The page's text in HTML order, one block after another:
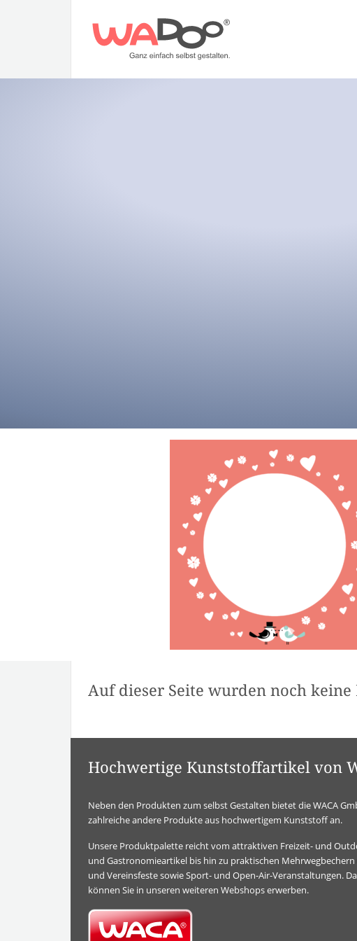
Auf dieser Seite wurden noch keine
Hochwertige Kunststoffartikel von
Neben den Produkten zum selbst Gestalten bietet die WACA
zahlreiche andere Produkte aus hochwertigem Kunststoff an.
Unsere Produktpalette reicht vom attraktiven Freizeit- und
und Gastronomieartikel bis hin zu praktischen
und Vereinsfeste sowie Sport- und Open-Air-Veranstaltungen.
können Sie in unseren weiteren Webshops erwerben.